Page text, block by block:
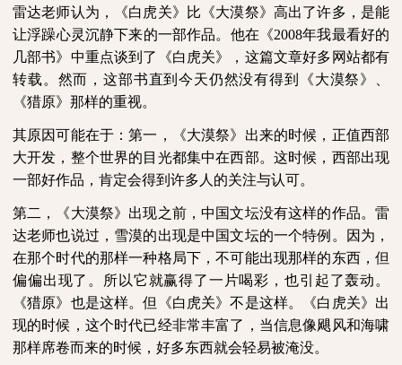
雷达老师认为，《白虎关》比《大漠祭》高出了许多，是能
让浮躁心灵沉静下来的一部作品。他在《2008年我最看好的
几部书》中重点谈到了《白虎关》，这篇文章好多网站都有
转载。然而，这部书直到今天仍然没有得到《大漠祭》、
《猎原》那样的重视。
其原因可能在于：第一，《大漠祭》出来的时候，正值西部
大开发，整个世界的目光都集中在西部。这时候，西部出现
一部好作品，肯定会得到许多人的关注与认可。
第二，《大漠祭》出现之前，中国文坛没有这样的作品。雷
达老师也说过，雪漠的出现是中国文坛的一个特例。因为，
在那个时代的那样一种格局下，不可能出现那样的东西，但
偏偏出现了。所以它就赢得了一片喝彩，也引起了轰动。
《猎原》也是这样。但《白虎关》不是这样。《白虎关》出
现的时候，这个时代已经非常丰富了，当信息像飓风和海啸
那样席卷而来的时候，好多东西就会轻易被淹没。